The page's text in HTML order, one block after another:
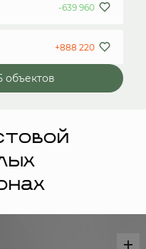
-639 960
+888 220
объектов